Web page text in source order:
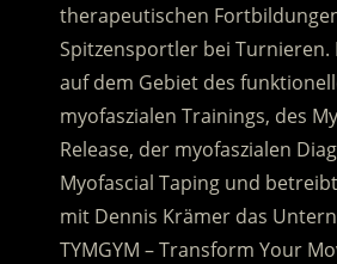
therapeutischen
Spitzensportler bei Turnieren.
auf dem Gebiet des
myofaszialen Trainings, des
Release, der myofaszialen
Myofascial Taping und
mit Dennis Krämer das
TYMGYM – Transform Your